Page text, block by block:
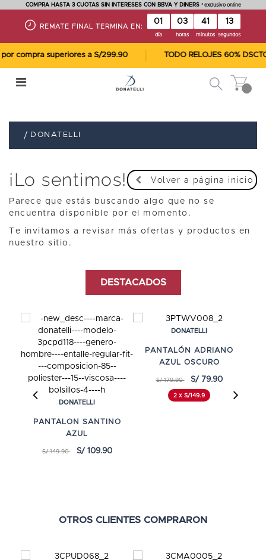
COMPRA HASTA 3 CUOTAS SIN INTERESES CON BBVA Y DINERS * exclusivo online
REMATE FINAL TERMINA EN:
01
día
03
horas
41
minutos
13
segundos
compra superiores a S/299.90 TODO RELOJES 60% DSCTO
DONATELLI
Volver a página inicio
¡Lo sentimos!
Parece que estás buscando algo que no se
encuentra disponible por el momento.
Te invitamos a revisar más ofertas y productos en
nuestro sitio.
DESTACADOS
DONATELLI
PANTALON SANTINO
AZUL
S/ 149.90 S/ 109.90
DONATELLI
PANTALÓN ADRIANO
AZUL OSCURO
S/ 179.90 S/ 79.90
2 x S/149.9
OTROS CLIENTES COMPRARON